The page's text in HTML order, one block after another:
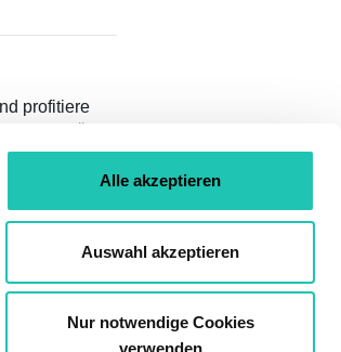
Alle akzeptieren
Auswahl akzeptieren
Nur notwendige Cookies
verwenden
profitiere